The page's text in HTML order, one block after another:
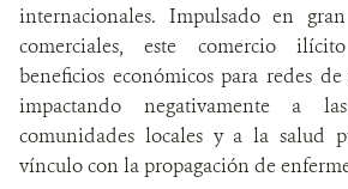
internacionales. Impulsado en
comerciales, este comercio
beneficios económicos para redes
impactando negativamente a
comunidades locales y a la salud
vínculo con la propagación de